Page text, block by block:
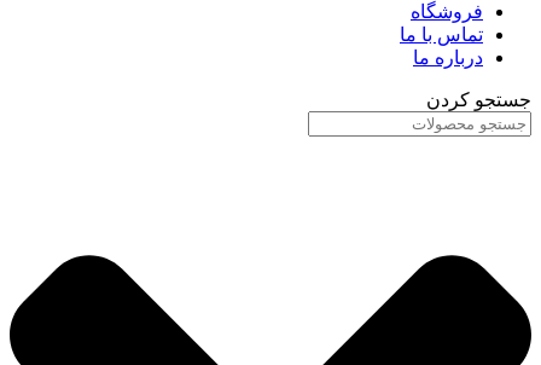
فروشگاه
تماس با ما
درباره ما
جستجو کردن